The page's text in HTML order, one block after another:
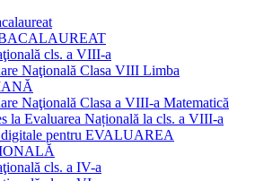
cls. a VIII-a
Naţională Clasa VIII Limba
Naţională Clasa a VIII-a Matematică
la Evaluarea Națională la cls. a VIII-a
digitale pentru EVALUAREA
cls. a IV-a